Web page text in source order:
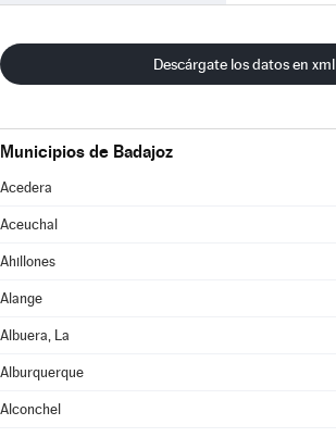
Descárgate los datos en xml
Municipios de Badajoz
Acedera
Aceuchal
Ahillones
Alange
Albuera, La
Alburquerque
Alconchel